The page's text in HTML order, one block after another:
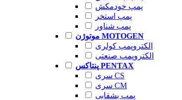
پمپ خودمکش
پمپ استخر
پمپ شناور
موتوژن MOTOGEN
الکتروپمپ کولری
الکتروپمپ صنعتی
پنتاکس PENTAX
سری CS
سری CM
پمپ بشقابی